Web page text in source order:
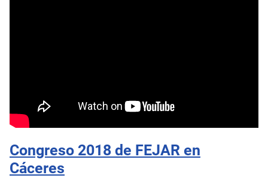
Congreso 2018 de FEJAR en
Cáceres